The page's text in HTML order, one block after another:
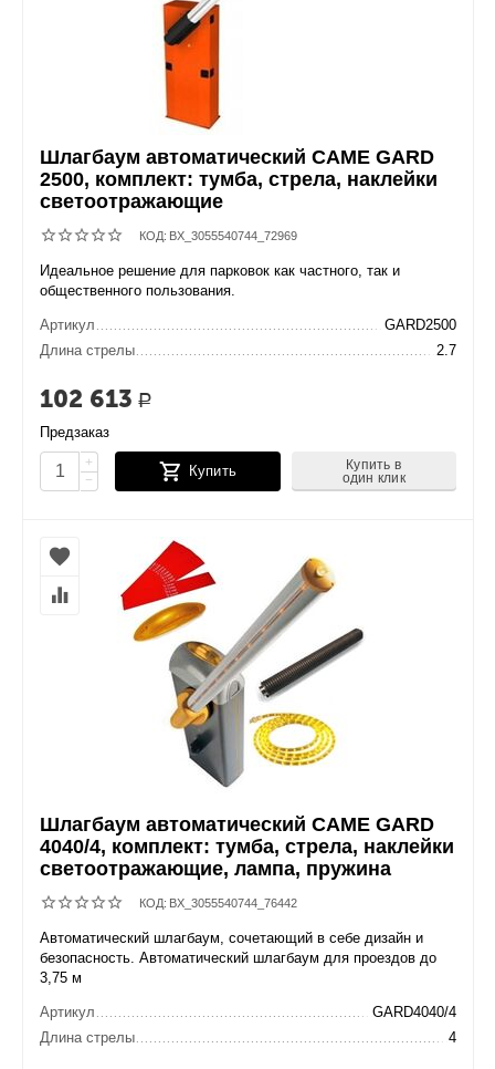
Шлагбаум автоматический CAME GARD
2500, комплект: тумба, стрела, наклейки
светоотражающие
КОД: BX_3055540744_72969
Идеальное решение для парковок как частного, так и
общественного пользования.
Артикул
GARD2500
Длина стрелы
2.7
102 613 Р
Предзаказ
+
−
Купить
Купить в
один клик
Шлагбаум автоматический CAME GARD
4040/4, комплект: тумба, стрела, наклейки
светоотражающие, лампа, пружина
КОД: BX_3055540744_76442
Автоматический шлагбаум, сочетающий в себе дизайн и
безопасность. Автоматический шлагбаум для проездов до
3,75 м
Артикул
GARD4040/4
Длина стрелы
4